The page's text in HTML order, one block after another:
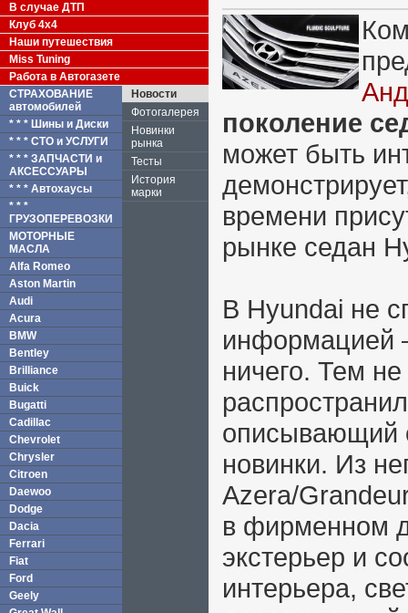
В случае ДТП
Клуб 4x4
Наши путешествия
Miss Tuning
Работа в Автогазете
СТРАХОВАНИЕ
автомобилей
* * * Шины и Диски
* * * СТО и УСЛУГИ
* * * ЗАПЧАСТИ и
АКСЕССУАРЫ
* * * Автохаусы
* * *
ГРУЗОПЕРЕВОЗКИ
МОТОРНЫЕ
МАСЛА
Alfa Romeo
Aston Martin
Audi
Acura
BMW
Bentley
Brilliance
Buick
Bugatti
Cadillac
Chevrolet
Chrysler
Citroen
Daewoo
Dodge
Dacia
Ferrari
Fiat
Ford
Geely
Новости
Фотогалерея
Новинки
рынка
Тесты
История
марки
поколение
может быть
времени
рынке седан
В Hyundai не
информацией
ничего. Тем
описывающий
новинки. Из
Azera/
в фирменном
экстерьер и
интерьера,